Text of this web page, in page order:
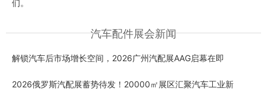
们。
汽车配件展会新闻
解锁汽车后市场增长空间，2026广州汽配展AAG启幕在即
2026俄罗斯汽配展蓄势待发！20000㎡展区汇聚汽车工业新